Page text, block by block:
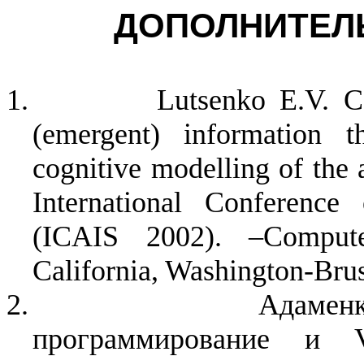
1.
Lutsenko E.V.
(emergent)
cognitive modelling of the
International
(ICAIS 2002).
California, Washington-
2.
программирование